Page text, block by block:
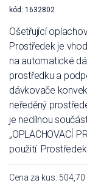
kód: 1632802
Ošetřující
Prostředek je
na automatické
prostředku a
dávkovače
neředěný
je nedílnou
„OPLACHOVACÍ
použití.
Cena za kus: 504,70